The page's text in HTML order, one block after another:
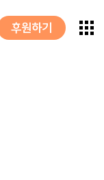
후원하기